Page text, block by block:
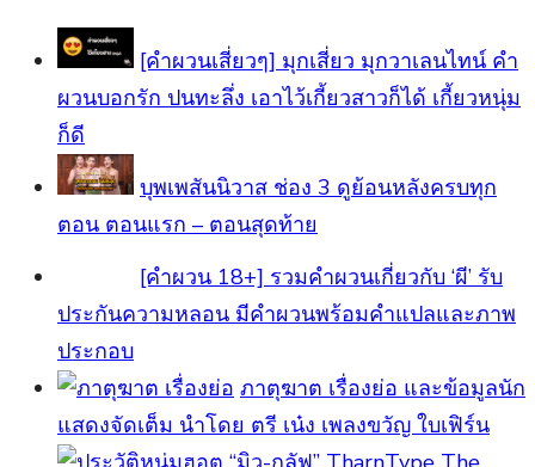
[คำผวนเสี่ยวๆ] มุกเสี่ยว มุกวาเลนไทน์ คำ
ผวนบอกรัก ปนทะลึ่ง เอาไว้เกี้ยวสาวก็ได้ เกี้ยวหนุ่ม
ก็ดี
บุพเพสันนิวาส ช่อง 3 ดูย้อนหลังครบทุก
ตอน ตอนแรก – ตอนสุดท้าย
[คําผวน 18+] รวมคำผวนเกี่ยวกับ ‘ผี’ รับ
ประกันความหลอน มีคำผวนพร้อมคำแปลและภาพ
ประกอบ
ภาตุฆาต เรื่องย่อ และข้อมูลนัก
แสดงจัดเต็ม นำโดย ตรี เน๋ง เพลงขวัญ ใบเฟิร์น